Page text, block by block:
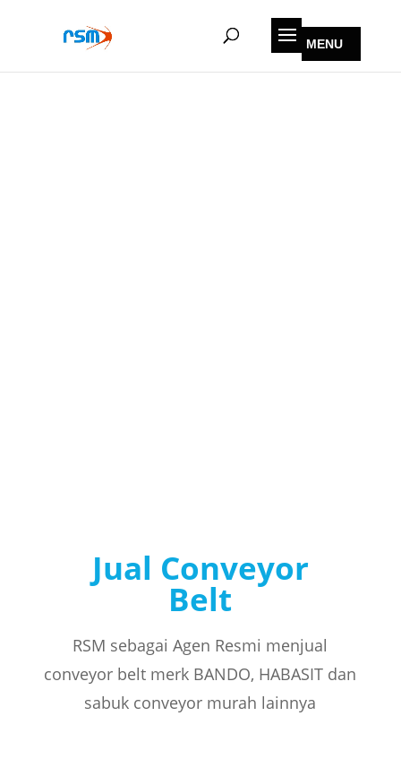
Jual Conveyor
Belt
RSM sebagai Agen Resmi menjual
conveyor belt merk BANDO, HABASIT dan
sabuk conveyor murah lainnya